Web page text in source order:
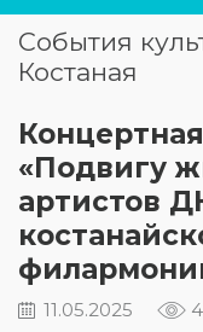
События
Костаная
«Подвигу
артистов
11.05.2025